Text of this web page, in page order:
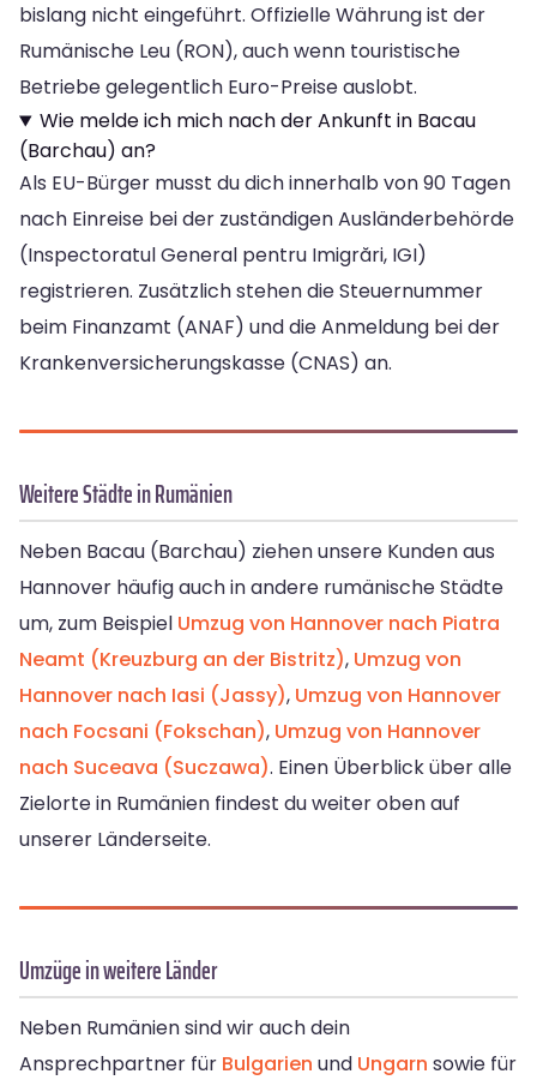
bislang nicht eingeführt. Offizielle Währung ist der
Rumänische Leu (RON), auch wenn touristische
Betriebe gelegentlich Euro-Preise auslobt.
Wie melde ich mich nach der Ankunft in Bacau
(Barchau) an?
Als EU-Bürger musst du dich innerhalb von 90 Tagen
nach Einreise bei der zuständigen Ausländerbehörde
(Inspectoratul General pentru Imigrări, IGI)
registrieren. Zusätzlich stehen die Steuernummer
beim Finanzamt (ANAF) und die Anmeldung bei der
Krankenversicherungskasse (CNAS) an.
Weitere Städte in Rumänien
Neben Bacau (Barchau) ziehen unsere Kunden aus
Hannover häufig auch in andere rumänische Städte
um, zum Beispiel Umzug von Hannover nach Piatra
Neamt (Kreuzburg an der Bistritz), Umzug von
Hannover nach Iasi (Jassy), Umzug von Hannover
nach Focsani (Fokschan), Umzug von Hannover
nach Suceava (Suczawa). Einen Überblick über alle
Zielorte in Rumänien findest du weiter oben auf
unserer Länderseite.
Umzüge in weitere Länder
Neben Rumänien sind wir auch dein
Ansprechpartner für Bulgarien und Ungarn sowie für